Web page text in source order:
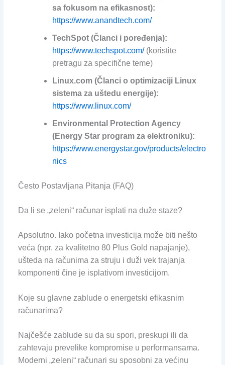
sa fokusom na efikasnost):
https://www.anandtech.com/
TechSpot (Članci i poređenja):
https://www.techspot.com/(koristite
pretragu za specifične teme)
Linux.com (Članci o optimizaciji Linux
sistema za uštedu energije):
https://www.linux.com/
Environmental Protection Agency
(Energy Star program za elektroniku):
https://www.energystar.gov/products/electro
nics
Često Postavljana Pitanja (FAQ)
Da li se „zeleni“ računar isplati na duže staze?
Apsolutno. Iako početna investicija može biti nešto
veća (npr. za kvalitetno 80 Plus Gold napajanje),
ušteda na računima za struju i duži vek trajanja
komponenti čine je isplativom investicijom.
Koje su glavne zablude o energetski efikasnim
računarima?
Najčešće zablude su da su spori, preskupi ili da
zahtevaju prevelike kompromise u performansama.
Moderni „zeleni“ računari su sposobni za većinu